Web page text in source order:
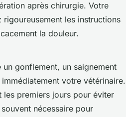
après chirurgie. Votre
les instructions
la douleur.
gonflement, un saignement
votre vétérinaire.
les premiers jours pour éviter
nécessaire pour